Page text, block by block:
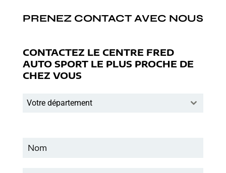
PRENEZ CONTACT AVEC NOUS
CONTACTEZ LE CENTRE FRED
AUTO SPORT LE PLUS PROCHE DE
CHEZ VOUS
Votre département